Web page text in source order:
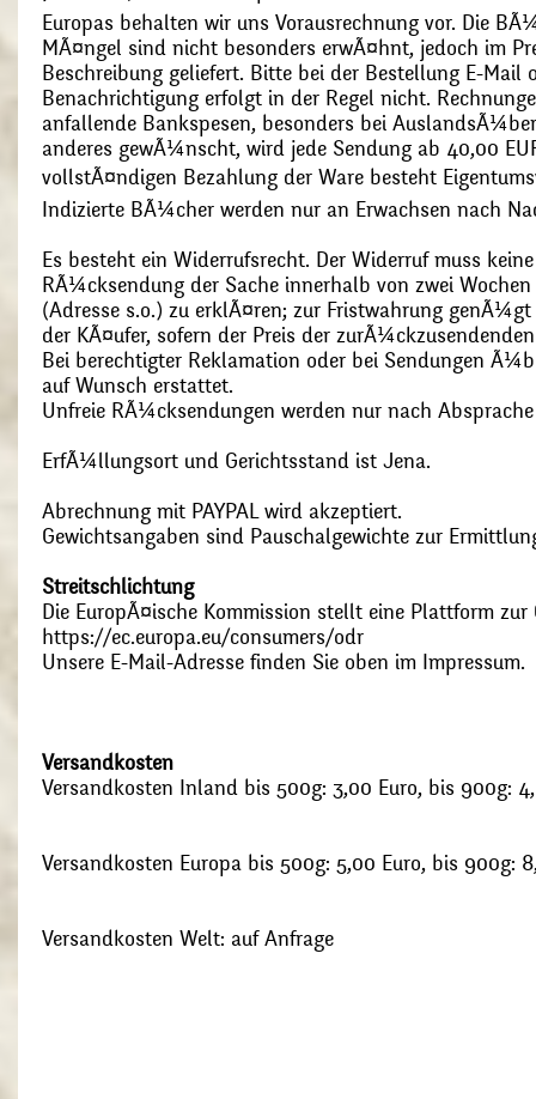
Europas behalten wir uns Vorausrechnung vor. Die
MÃ¤ngel sind nicht besonders erwÃ¤hnt, jedoch im
Beschreibung geliefert. Bitte bei der Bestellung E-Mail
Benachrichtigung erfolgt in der Regel nicht.
anfallende Bankspesen, besonders bei
anderes gewÃ¼nscht, wird jede Sendung ab 40,00
vollstÃ¤ndigen Bezahlung der Ware besteht
Indizierte BÃ¼cher werden nur an Erwachsen nach
Es besteht ein Widerrufsrecht. Der Widerruf muss
RÃ¼cksendung der Sache innerhalb von zwei
(Adresse s.o.) zu erklÃ¤ren; zur Fristwahrung
der KÃ¤ufer, sofern der Preis der
Bei berechtigter Reklamation oder bei Sendungen
auf Wunsch erstattet.
Unfreie RÃ¼cksendungen werden nur nach
ErfÃ¼llungsort und Gerichtsstand ist Jena.
Abrechnung mit PAYPAL wird akzeptiert.
Gewichtsangaben sind Pauschalgewichte zur
Streitschlichtung
Die EuropÃ¤ische Kommission stellt eine Plattform
https://ec.europa.eu/consumers/odr
Unsere E-Mail-Adresse finden Sie oben im Impressum.
Versandkosten
Versandkosten Inland bis 500g: 3,00 Euro, bis 900g:
Versandkosten Europa bis 500g: 5,00 Euro, bis 900g:
Versandkosten Welt: auf Anfrage